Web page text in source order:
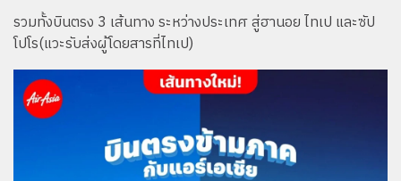
รวมทั้งบินตรง 3 เส้นทาง ระหว่างประเทศ สู่ฮานอย ไทเป และซัป
โปโร(แวะรับส่งผู้โดยสารที่ไทเป)